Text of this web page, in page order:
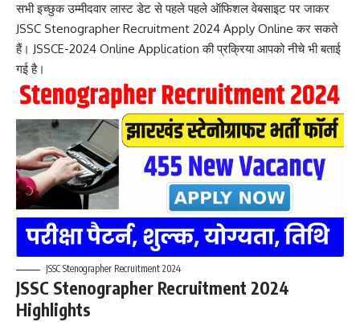
सभी इच्छुक उम्मीदवार लास्ट डेट से पहले पहले ऑफिशल वेबसाइट पर जाकर
JSSC Stenographer Recruitment 2024 Apply Online कर सकते
हैं। JSSCE-2024 Online Application की प्रक्रिया आपको नीचे भी बताई
गई है।
JSSC Stenographer Recruitment 2024
JSSC Stenographer Recruitment 2024
Highlights